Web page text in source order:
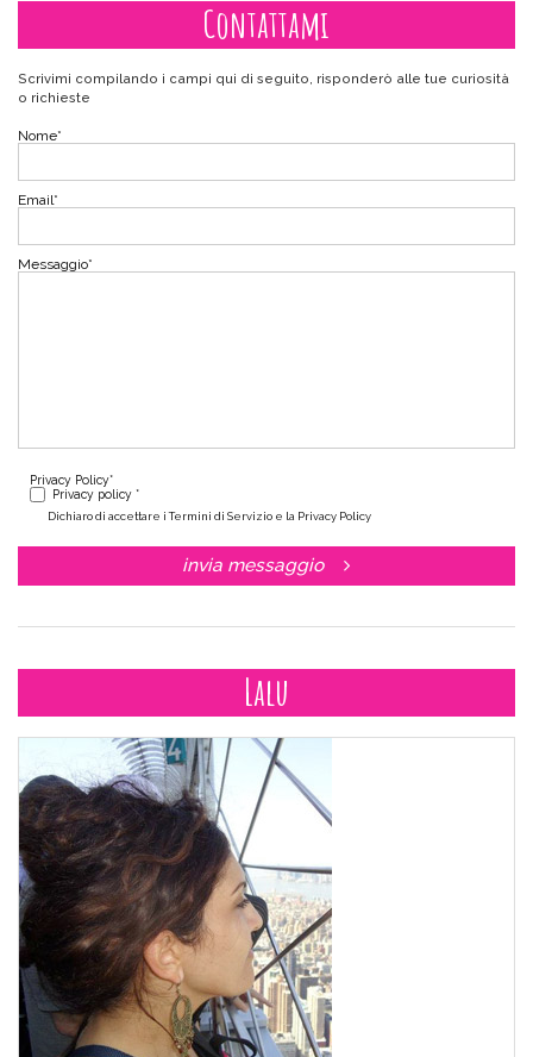
Contattami
Scrivimi compilando i campi qui di seguito, risponderò alle tue curiosità
o richieste
Nome*
Email*
Messaggio*
Privacy Policy*
Privacy policy *
Dichiaro di accettare i Termini di Servizio e la Privacy Policy
invia messaggio
Lalu